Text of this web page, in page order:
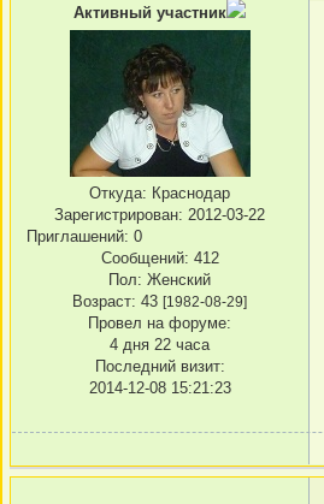
Активный участник
Откуда: Краснодар
Зарегистрирован: 2012-03-22
Приглашений: 0
Сообщений: 412
Пол: Женский
Возраст: 43 [1982-08-29]
Провел на форуме:
4 дня 22 часа
Последний визит:
2014-12-08 15:21:23